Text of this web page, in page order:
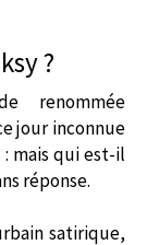
?
renommée
jour inconnue
mais qui est-il
réponse.
satirique,